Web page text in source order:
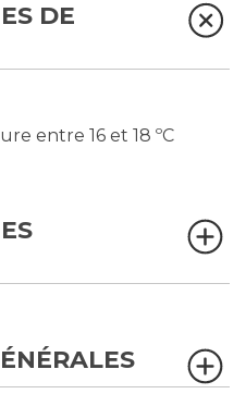
DE
entre 16 et 18 ºC